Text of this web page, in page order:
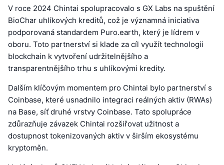
V roce 2024 Chintai spolupracovalo s GX Labs na spuštění
BioChar uhlíkových kreditů, což je významná iniciativa
podporovaná standardem Puro.earth, který je lídrem v
oboru. Toto partnerství si klade za cíl využít technologii
blockchain k vytvoření udržitelnějšího a
transparentnějšího trhu s uhlíkovými kredity.
Dalším klíčovým momentem pro Chintai bylo partnerství s
Coinbase, které usnadnilo integraci reálných aktiv (RWAs)
na Base, síť druhé vrstvy Coinbase. Tato spolupráce
zdůrazňuje závazek Chintai rozšiřovat užitnost a
dostupnost tokenizovaných aktiv v širším ekosystému
kryptoměn.